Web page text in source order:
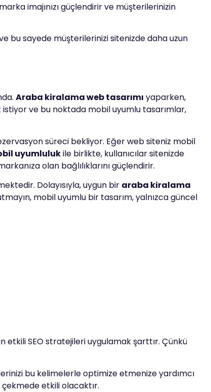
imajınızı güçlendirir ve müşterilerinizin
bu sayede müşterilerinizi sitenizde daha uzun
Araba kiralama web tasarımı yaparken,
istiyor ve bu noktada mobil uyumlu tasarımlar,
süreci bekliyor. Eğer web siteniz mobil
uyumlulukile birlikte, kullanıcılar sitenizde
olan bağlılıklarını güçlendirir.
Dolayısıyla, uygun bir araba kiralama
mobil uyumlu bir tasarım, yalnızca güncel
SEO stratejileri uygulamak şarttır. Çünkü
bu kelimelerle optimize etmenize yardımcı
etkili olacaktır.